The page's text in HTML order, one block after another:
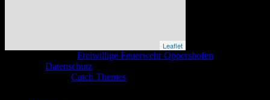
Leaflet
Freiwillige Feuerwehr Oppershofen
Datenschutz
Catch Themes